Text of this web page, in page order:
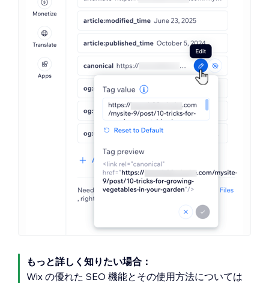
もっと詳しく知りたい場合：
Wix の優れた SEO 機能とその使用方法については